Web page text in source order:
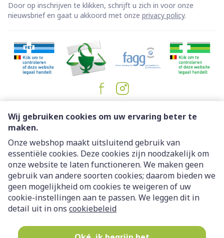
Wij gebruiken cookies om uw ervaring beter te
maken.
Onze webshop maakt uitsluitend gebruik van
essentiële cookies. Deze cookies zijn noodzakelijk om
onze website te laten functioneren. We maken geen
gebruik van andere soorten cookies; daarom bieden we
geen mogelijkheid om cookies te weigeren of uw
cookie-instellingen aan te passen. We leggen dit in
detail uit in ons cookiebeleid
Door op inschrijven te klikken, schrijft u zich in voor onze
nieuwsbrief en gaat u akkoord met onze privacy policy.
Juridische links